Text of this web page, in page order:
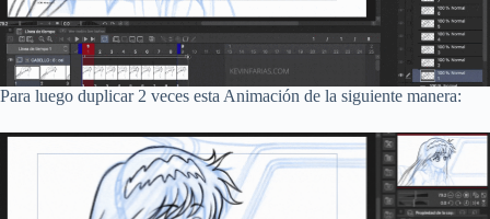
Para luego duplicar 2 veces esta Animación de la siguiente manera: